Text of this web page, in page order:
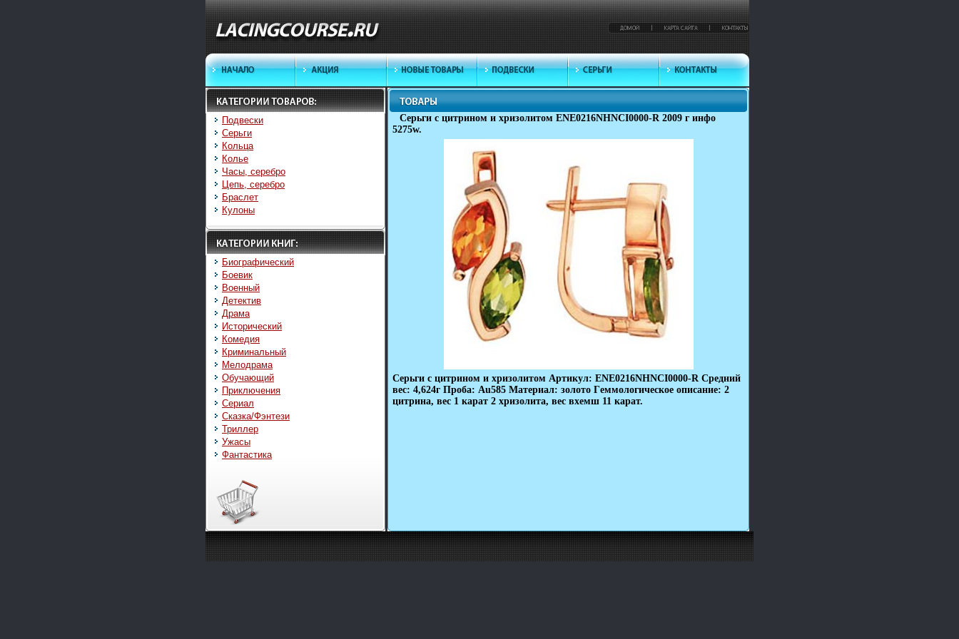
Подвески
Серьги
Кольца
Колье
Часы, серебро
Цепь, серебро
Браслет
Кулоны
Биографический
Боевик
Военный
Детектив
Драма
Исторический
Комедия
Криминальный
Мелодрама
Обучающий
Приключения
Сериал
Сказка/Фэнтези
Триллер
Ужасы
Фантастика
Серьги с цитрином и хризолитом ENE0216NHNCI0000-R 2009 г инфо
5275w.
Серьги с цитрином и хризолитом Артикул: ENE0216NHNCI0000-R Средний
вес: 4,624г Проба: Au585 Материал: золото Гeммологическое описание: 2
цитрина, вес 1 карат 2 хризолита, вес вхемш 11 карат.